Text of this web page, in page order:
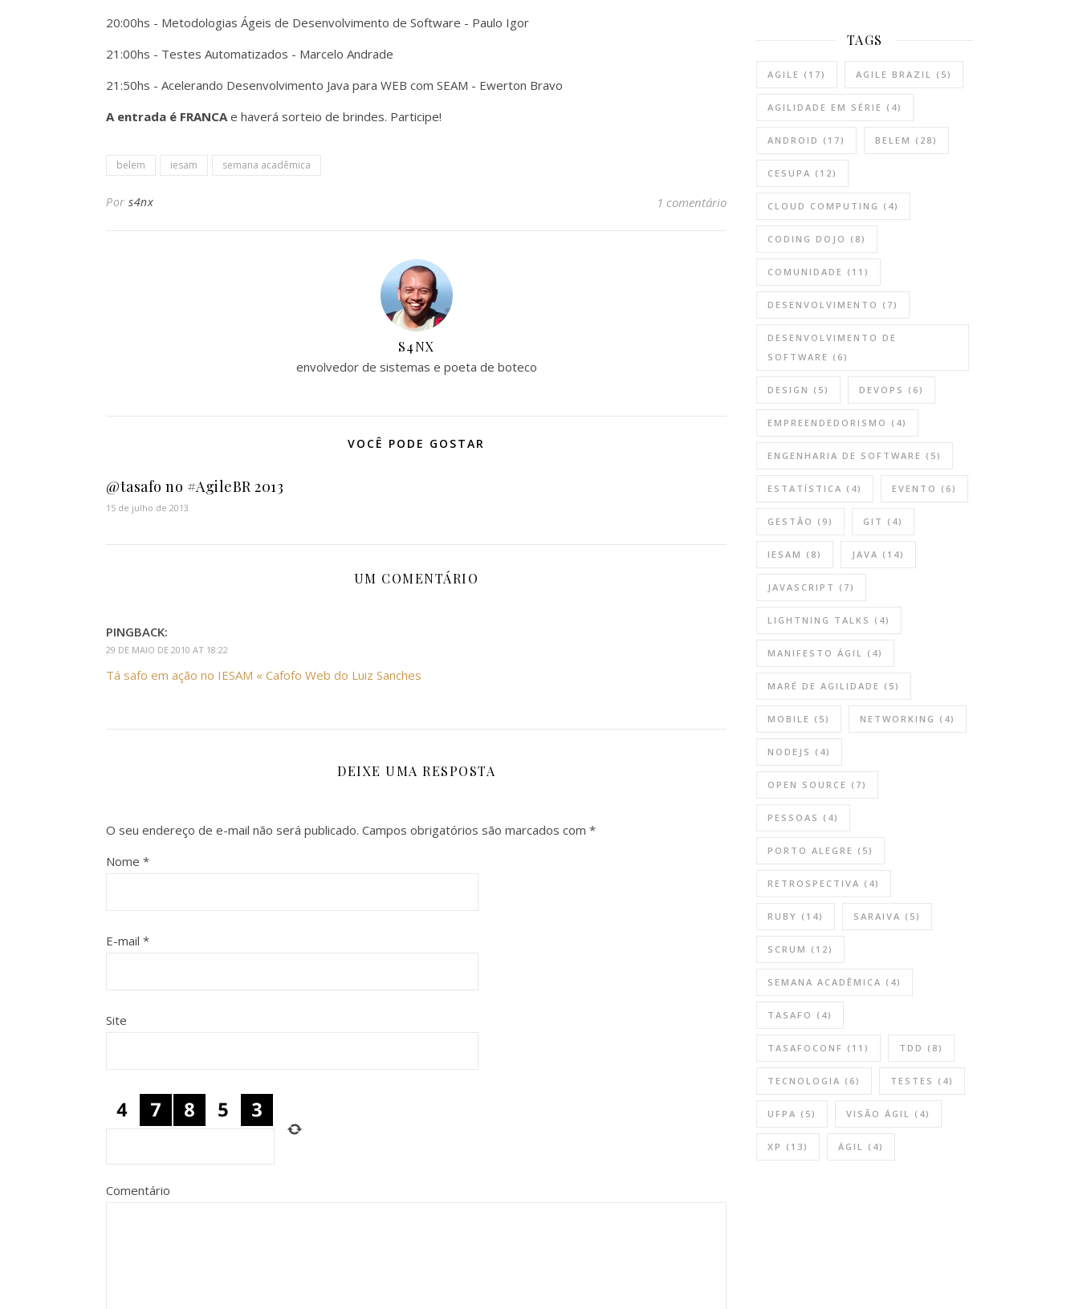
20:00hs - Metodologias Ágeis de Desenvolvimento de Software - Paulo Igor
21:00hs - Testes Automatizados - Marcelo Andrade
21:50hs - Acelerando Desenvolvimento Java para WEB com SEAM - Ewerton Bravo
A entrada é FRANCAe haverá sorteio de brindes. Participe!
belem iesam semana acadêmica
Por s4nx 1 comentário
S4NX
envolvedor de sistemas e poeta de boteco
VOCÊ PODE GOSTAR
@tasafo no #AgileBR 2013
15 de julho de 2013
UM COMENTÁRIO
PINGBACK:
29 DE MAIO DE 2010 AT 18:22
Tá safo em ação no IESAM « Cafofo Web do Luiz Sanches
DEIXE UMA RESPOSTA
O seu endereço de e-mail não será publicado. Campos obrigatórios são marcados com *
Nome *
E-mail *
Site
Comentário
TAGS
AGILE (17) AGILE BRAZIL (5)
AGILIDADE EM SÉRIE (4)
ANDROID (17) BELEM (28)
CESUPA (12)
CLOUD COMPUTING (4)
CODING DOJO (8)
COMUNIDADE (11)
DESENVOLVIMENTO (7)
DESENVOLVIMENTO DE
SOFTWARE (6)
DESIGN (5) DEVOPS (6)
EMPREENDEDORISMO (4)
ENGENHARIA DE SOFTWARE (5)
ESTATÍSTICA (4) EVENTO (6)
GESTÃO (9) GIT (4)
IESAM (8) JAVA (14)
JAVASCRIPT (7)
LIGHTNING TALKS (4)
MANIFESTO ÁGIL (4)
MARÉ DE AGILIDADE (5)
MOBILE (5) NETWORKING (4)
NODEJS (4)
OPEN SOURCE (7)
PESSOAS (4)
PORTO ALEGRE (5)
RETROSPECTIVA (4)
RUBY (14) SARAIVA (5)
SCRUM (12)
SEMANA ACADÊMICA (4)
TASAFO (4)
TASAFOCONF (11) TDD (8)
TECNOLOGIA (6) TESTES (4)
UFPA (5) VISÃO ÁGIL (4)
XP (13) ÁGIL (4)